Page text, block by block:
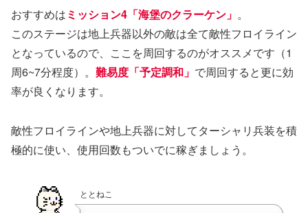
おすすめはミッション4「海堡のクラーケン」 。
このステージは地上兵器以外の敵は全て敵性フロイライン
となっているので、ここを周回するのがオススメです（1
周6~7分程度）。 難易度「予定調和」 で周回すると更に効
率が良くなります。
敵性フロイラインや地上兵器に対してターシャリ兵装を積
極的に使い、使用回数もついでに稼ぎましょう。
ととねこ